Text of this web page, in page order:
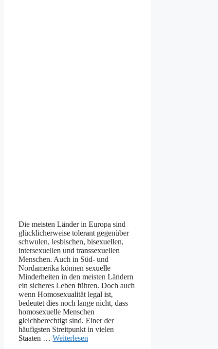
Die meisten Länder in Europa sind
glücklicherweise tolerant gegenüber
schwulen, lesbischen, bisexuellen,
intersexuellen und transsexuellen
Menschen. Auch in Süd- und
Nordamerika können sexuelle
Minderheiten in den meisten Ländern
ein sicheres Leben führen. Doch auch
wenn Homosexualität legal ist,
bedeutet dies noch lange nicht, dass
homosexuelle Menschen
gleichberechtigt sind. Einer der
häufigsten Streitpunkt in vielen
Staaten … Weiterlesen